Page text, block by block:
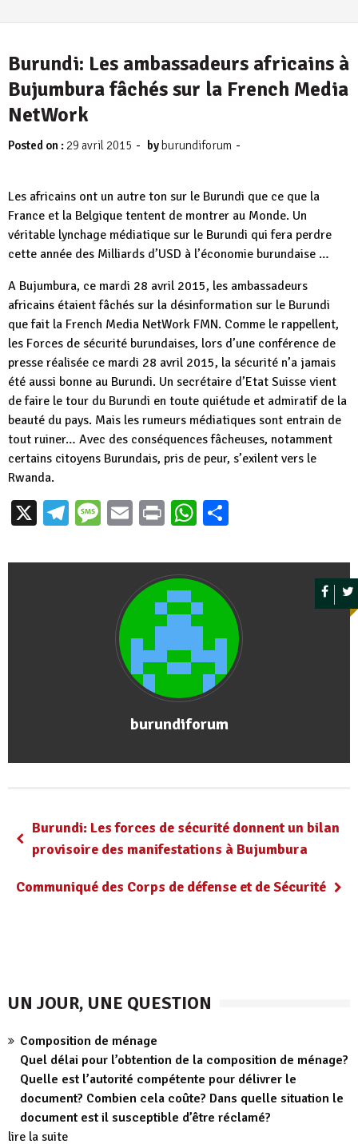
Burundi: Les ambassadeurs africains à
Bujumbura fâchés sur la French Media
NetWork
Posted on : 29 avril 2015 - by burundiforum -
Les africains ont un autre ton sur le Burundi que ce que la
France et la Belgique tentent de montrer au Monde. Un
véritable lynchage médiatique sur le Burundi qui fera perdre
cette année des Milliards d’USD à l’économie burundaise …
A Bujumbura, ce mardi 28 avril 2015, les ambassadeurs
africains étaient fâchés sur la désinformation sur le Burundi
que fait la French Media NetWork FMN. Comme le rappellent,
les Forces de sécurité burundaises, lors d’une conférence de
presse réalisée ce mardi 28 avril 2015, la sécurité n’a jamais
été aussi bonne au Burundi. Un secrétaire d’Etat Suisse vient
de faire le tour du Burundi en toute quiétude et admiratif de la
beauté du pays. Mais les rumeurs médiatiques sont entrain de
tout ruiner… Avec des conséquences fâcheuses, notamment
certains citoyens Burundais, pris de peur, s’exilent vers le
Rwanda.
X Telegram
Message
EmailPrintWhatsApp
burundiforum
Burundi: Les forces de sécurité donnent un bilan
provisoire des manifestations à Bujumbura
Communiqué des Corps de défense et de Sécurité
UN JOUR, UNE QUESTION
Composition de ménage
Quel délai pour l’obtention de la composition de ménage?
Quelle est l’autorité compétente pour délivrer le
document? Combien cela coûte? Dans quelle situation le
document est il susceptible d’être réclamé?
lire la suite